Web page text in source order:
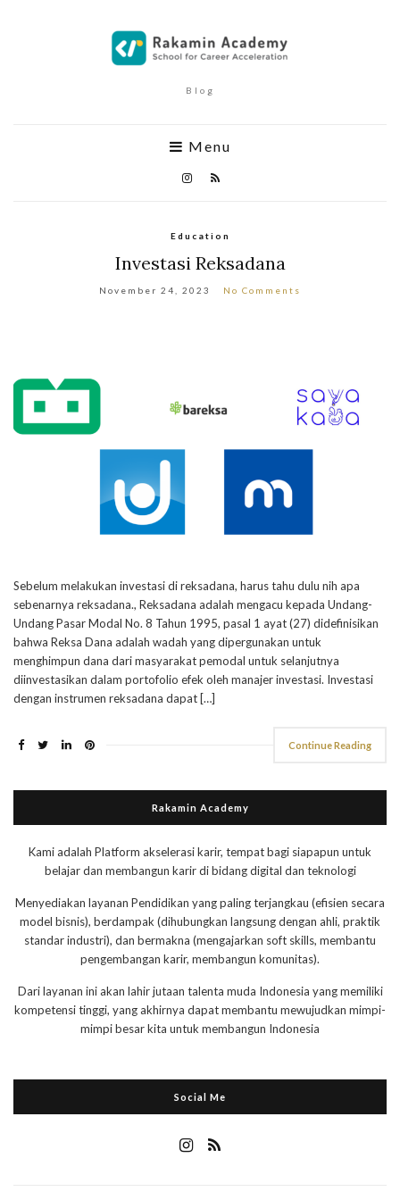
Blog
Menu
Education
Investasi Reksadana
November 24, 2023 No Comments
Sebelum melakukan investasi di reksadana, harus tahu dulu nih apa
sebenarnya reksadana., Reksadana adalah mengacu kepada Undang-
Undang Pasar Modal No. 8 Tahun 1995, pasal 1 ayat (27) didefinisikan
bahwa Reksa Dana adalah wadah yang dipergunakan untuk
menghimpun dana dari masyarakat pemodal untuk selanjutnya
diinvestasikan dalam portofolio efek oleh manajer investasi. Investasi
dengan instrumen reksadana dapat […]
Continue Reading
Rakamin Academy
Kami adalah Platform akselerasi karir, tempat bagi siapapun untuk
belajar dan membangun karir di bidang digital dan teknologi
Menyediakan layanan Pendidikan yang paling terjangkau (efisien secara
model bisnis), berdampak (dihubungkan langsung dengan ahli, praktik
standar industri), dan bermakna (mengajarkan soft skills, membantu
pengembangan karir, membangun komunitas).
Dari layanan ini akan lahir jutaan talenta muda Indonesia yang memiliki
kompetensi tinggi, yang akhirnya dapat membantu mewujudkan mimpi-
mimpi besar kita untuk membangun Indonesia
Social Me